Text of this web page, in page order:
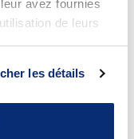
avez fournies
de leurs
les détails